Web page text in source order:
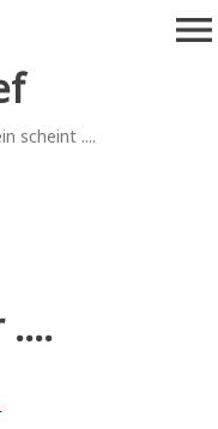
scheint ....
menu